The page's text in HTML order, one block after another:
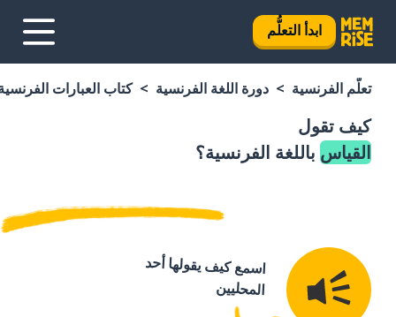
ابدأ التعلُّم
تعلَّم الفرنسية دورة اللغة الفرنسية كتاب العبارات
كيف تقول
القياس باللغة الفرنسية؟
اسمع كيف يقولها أحد
المحليين